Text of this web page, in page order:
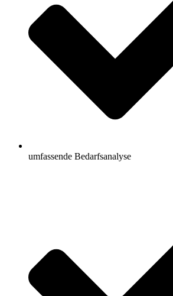
umfassende Bedarfsanalyse